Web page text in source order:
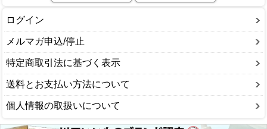
ログイン
メルマガ申込/停止
特定商取引法に基づく表示
送料とお支払い方法について
個人情報の取扱いについて